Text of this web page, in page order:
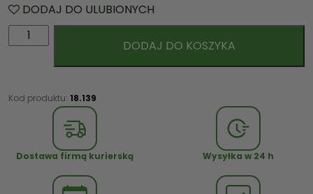
DODAJ DO ULUBIONYCH
l
ć
DODAJ DO KOSZYKA
Kod produktu: 18.139
Dostawa firmą kurierską Wysyłka w 24 h